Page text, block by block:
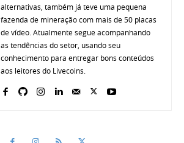
alternativas, também já teve uma pequena
fazenda de mineração com mais de 50 placas
de vídeo. Atualmente segue acompanhando
as tendências do setor, usando seu
conhecimento para entregar bons conteúdos
aos leitores do Livecoins.